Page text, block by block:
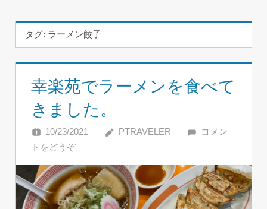
タグ: ラーメン餃子
幸楽苑でラーメンを食べて
きました。
10/23/2021 PTRAVELER
コメン
トをどうぞ